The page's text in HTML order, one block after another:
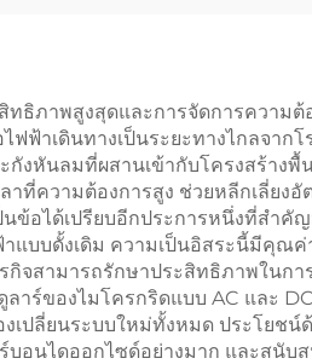
ธิภาพสูงสุดและการจัดการความต้
ฟ้าเดินทางเป็นระยะทางไกลจาก
กังหันลมที่ผสานเข้ากับโครงสร้าง
าที่ความต้องการสูง ช่วยหลีกเลี่ยง
ข้อได้เปรียบอีกประการหนึ่งที่สำคั
แบบดั้งเดิม ความเป็นอิสระนี้มีคุณ
จสามารถรักษาประสิทธิภาพในกา
าร์ของไมโครกริดแบบ AC และ
เปลี่ยนระบบใหม่ทั้งหมด ประโยช
อนไดออกไซด์อย่างมาก และสนับ